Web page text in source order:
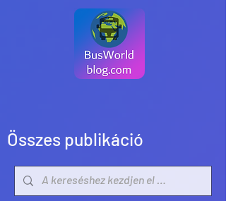
Összes publikáció